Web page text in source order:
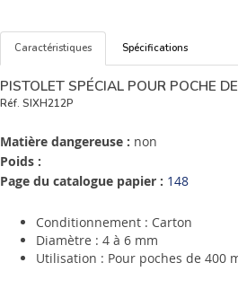
Caractéristiques Spécifications
PISTOLET SPÉCIAL POUR POCHE
Réf. SIXH212P
Matière dangereuse : non
Poids :
Page du catalogue papier : 148
Conditionnement : Carton
Diamètre : 4 à 6 mm
Utilisation : Pour poches de 400